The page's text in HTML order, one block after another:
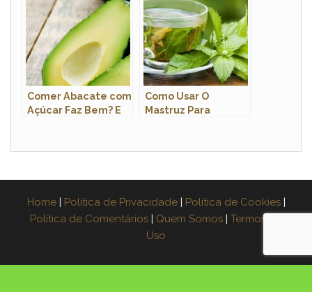
Comer Abacate com
Açúcar Faz Bem? E
Como Usar O
Mastruz Para
Home | Política de Privacidade | Política de Cookies |
Política de Comentários | Quem Somos | Termos de
Uso